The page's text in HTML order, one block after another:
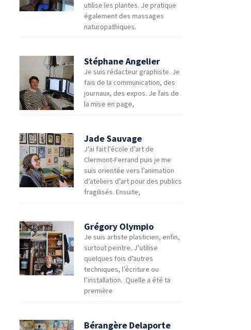
utilise les plantes. Je pratique
également des massages
naturopathiques.
Stéphane Angelier
Je suis rédacteur graphiste. Je
fais de la communication, des
journaux, des expos. Je fais de
la mise en page,
Jade Sauvage
J’ai fait l’école d’art de
Clermont-Ferrand puis je me
suis orientée vers l’animation
d’ateliers d’art pour des publics
fragilisés. Ensuite,
Grégory Olympio
Je suis artiste plasticien, enfin,
surtout peintre. J’utilise
quelques fois d’autres
techniques, l’écriture ou
l’installation. Quelle a été ta
première
Bérangère Delaporte